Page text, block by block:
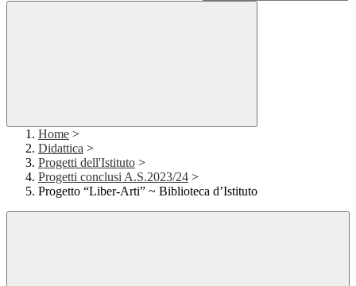
Home >
Didattica >
Progetti dell'Istituto >
Progetti conclusi A.S.2023/24 >
Progetto “Liber-Arti” ~ Biblioteca d’Istituto